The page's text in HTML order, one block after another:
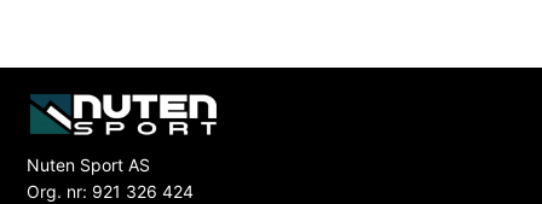
Nuten Sport AS
Org. nr: 921 326 424